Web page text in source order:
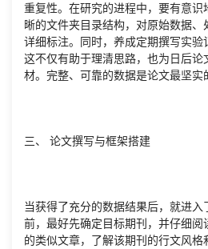
重复性。在研究的进程中，要有意
晰的文件夹目录结构，对原始数据
详细标注。同时，养成定期撰写实验
这不仅有助于理清思路，也为日后论
材。完整、可靠的数据是论文最坚实
三、 论文撰写与框架搭建
当获得了充分的数据结果后，就进入
前，最好先确定目标期刊，并仔细阅
的类似文章，了解该期刊的行文风